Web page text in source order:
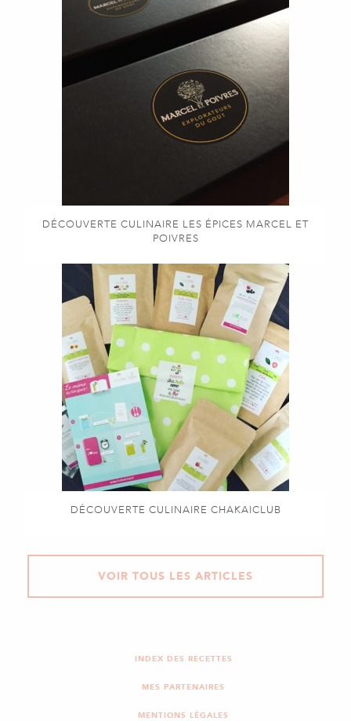
DÉCOUVERTE CULINAIRE LES ÉPICES MARCEL ET
POIVRES
DÉCOUVERTE CULINAIRE CHAKAICLUB
VOIR TOUS LES ARTICLES
INDEX DES RECETTES
MES PARTENAIRES
MENTIONS LÉGALES